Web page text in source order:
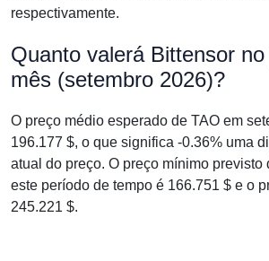
respectivamente.
Quanto valerá Bittensor
mês (setembro 2026)?
O preço médio esperado de TAO em
196.177 $, o que significa -0.36% uma
atual do preço. O preço mínimo previsto
este período de tempo é 166.751 $ e o
245.221 $.